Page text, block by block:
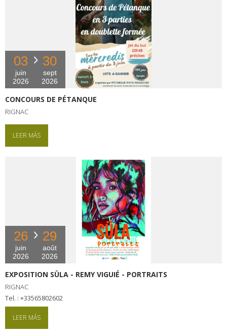
03
juin
2026
30
sept
2026
CONCOURS DE PÉTANQUE
RIGNAC
LEER MÁS
26
juin
2026
29
août
2026
EXPOSITION SÜLA - REMY VIGUIÉ - PORTRAITS
RIGNAC
tel. : +33565802602
LEER MÁS